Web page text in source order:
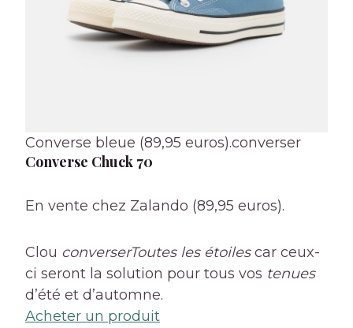
Converse bleue (89,95 euros).converser
Converse Chuck 70
En vente chez Zalando (89,95 euros).
Clou converserToutes les étoilescar ceux-
ci seront la solution pour tous vos tenues
d’été et d’automne.
Acheter un produit